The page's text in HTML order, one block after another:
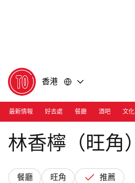
香港
最新情報 好去處 餐廳 酒吧 文化
Photograph: Cara Hung
林香檸（旺角）
餐廳 旺角 推薦